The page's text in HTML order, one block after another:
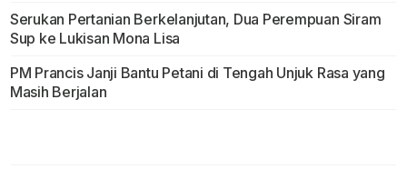
Serukan Pertanian Berkelanjutan, Dua Perempuan Siram
Sup ke Lukisan Mona Lisa
PM Prancis Janji Bantu Petani di Tengah Unjuk Rasa yang
Masih Berjalan